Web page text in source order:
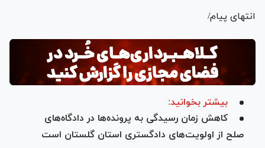
انتهای پیام/
بیشتر بخوانید:
کاهش زمان رسیدگی به پرونده‌ها در دادگاه‌های
صلح از اولویت‌های دادگستری استان گلستان است